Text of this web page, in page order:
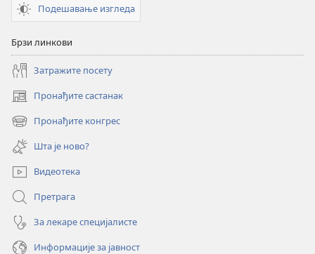
Подешавање изгледа
Брзи линкови
Затражите посету
Пронађите састанак
(отвара
нови
прозор)
Пронађите конгрес
(отвара
нови
прозор)
Шта је ново?
Видеотека
Претрага
За лекаре специјалисте
Информације за јавност